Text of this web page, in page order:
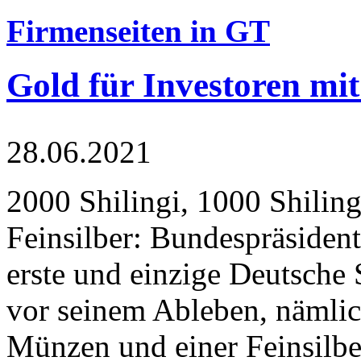
Firmenseiten in GT
Gold für Investoren
28.06.2021
2000 Shilingi, 1000
Feinsilber:
erste und einzige Deutsche
vor seinem Ableben,
Münzen und einer